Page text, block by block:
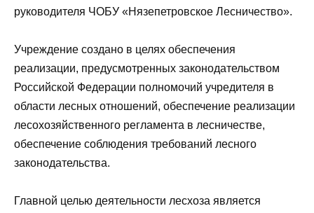
руководителя ЧОБУ «Нязепетровское Лесничество».
Учреждение создано в целях обеспечения
реализации, предусмотренных законодательством
Российской Федерации полномочий учредителя в
области лесных отношений, обеспечение реализации
лесохозяйственного регламента в лесничестве,
обеспечение соблюдения требований лесного
законодательства.
Главной целью деятельности лесхоза является